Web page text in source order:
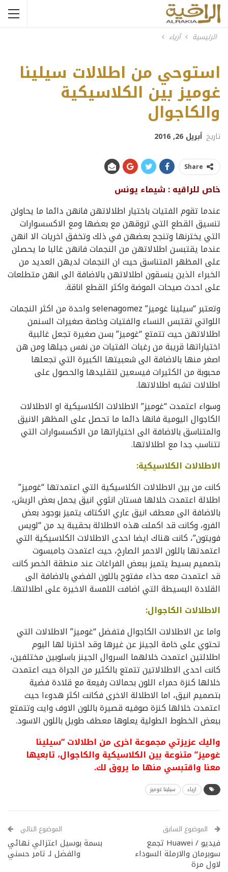
الرئيسية أزياء
استوحي من اطلالات سيلينا
غوميز بين الكلاسيكية
والكاجوال
تاريخ أبريل 26, 2016
Share
خاص للراقيه : شيماء يونس
عندما تقوم الفتيات باختيار اطلالاتهن فانهن دائما ما يحاولن
تنسيق القطع التي تروقهن مع بعضها ومع الاكسسوارات
التي يخترنها وتنجح بعضهن في ذلك وتخفق اخريات الا انهن
عندما يقتبسن اطلالاتهن من النجمات فانهن غالبا ما يحصلن
على المظهر المتناسق حيث ان النجمات لديهن العديد من
الخبراء الذين ينسقون اطلالاتهن بالاضافة الى انهن متطلعات
على احدث صيحات الموضة واكثر القطع اناقة.
وتعتبر “سيلينا غوميز” selenagomez واحدة من اكثر النجمات
اللواتي تقتبس النساء والفتيات وخاصة صغيرات السنمن
اطلالاتهن حيث تتمتع “غوميز” بسن صغيرة تجعل غالبية
اختياراتها قريبة من رغبات الفتيات من نفس جيلها ومن هن
اصغر منها بالاضافة الى شعبيتها الكبيرة التي تجعلها
محبوبة من الكثيرات فيسعين لتقليدها والحصول على
اطلالات تشبه اطلالاتها.
وسواء اعتمدت “غوميز” الاطلالات الكلاسيكية او الاطلالات
الكاجوال اليومية فانها دائما ما تحصل على المظهر الانيق
والمتناسق بالاضافة الى اختياراتها من الاكسسوارات التي
تتناسب جدا مع اطلالاتها.
الاطلالات الكلاسيكية:
كانت من بين الاطلالات الكلاسيكية التي اعتمدتها “غوميز”
اطلالة اعتمدت خلالها فستان انثوي انيق يحمل بعض الريش،
بالاضافة الى معطف انيق عاري الاكتاف يتميز بوجود بعض
الفرو، وكانت قد اكملت هذه الاطلالة بحقيبة يد من “لويس
فويتون”، كانت هناك ايضا احدى الاطلالات الكلاسيكية التي
اعتمدتها باللون الاحمر الصارخ، حيث اعتمدت جامبسوت
بتصميم بسيط يتميز ببعض الفراغات عند منطقة الخصر كانت
قد اعتمدت معه حذاء مفتوح باللون الفضي بالاضافة الى
القلادة البسيطة التي اضافت اللمسة الاخيرة على اطلالتها.
الاطلالات الكاجوال:
واما عن الاطلالات الكاجوال فتفضل “غوميز” الاطلالات التي
تحتوي على خامة الجينز عن غيرها وقد اخترنا لها اليوم
اطلالتين اعتمدت خلالهما السروال الجينز باسلوبين مختلفين،
كانت احدى الاطلالاتين تتمتع بالكثير من الجراة حيث اعتمدت
خلالها كنزة حمراء اللون بحمالات رفيعة مع قلادة فضية
بتصميم انيق، اما الاطلالة الاخرى فكانت اكثر هدوءا حيث
اعتمدت خلالها كنزة صوفيه قصيرة باللون الاوف وايت وتتمتع
ببعض الخطوط الطولية يعلوها معطف طويل باللون الاسود.
واليك عزيزتي مجموعة اخرى من اطلالات “سيلينا
غوميز” متنوعة بين الكلاسيكية والكاجوال، تابعيها
معنا واقتبسي منها ما يروق لك.
ازياء سيلينا غوميز
الموضوع السابق
فيديو / Huawei تجمع
سوبرمان والارملة السوداء
لاول مرة
الموضوع التالي
بسمة بوسيل اعتزالي نهائي
والفضل لـ تامر حسني